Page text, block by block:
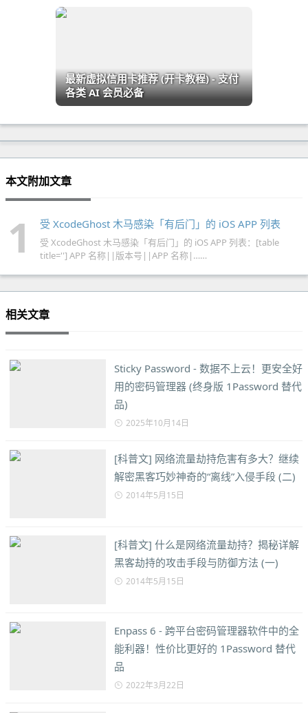
最新虚拟信用卡推荐 (开卡教程) - 支付
各类 AI 会员必备
本文附加文章
1 受 XcodeGhost 木马感染「有后门」的 iOS APP 列表
受 XcodeGhost 木马感染「有后门」的 iOS APP 列表：[table
title=''] APP 名称||版本号||APP 名称|……
相关文章
Sticky Password - 数据不上云！更安全好
用的密码管理器 (终身版 1Password 替代
品)
2025年10月14日
[科普文] 网络流量劫持危害有多大？继续
解密黑客巧妙神奇的“离线”入侵手段 (二)
2014年5月15日
[科普文] 什么是网络流量劫持？揭秘详解
黑客劫持的攻击手段与防御方法 (一)
2014年5月15日
Enpass 6 - 跨平台密码管理器软件中的全
能利器！性价比更好的 1Password 替代
品
2022年3月22日